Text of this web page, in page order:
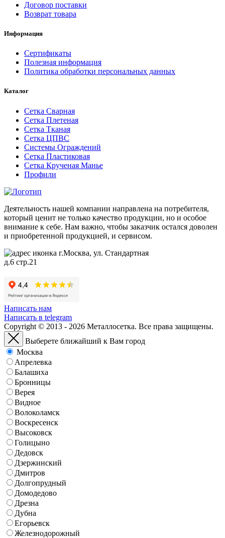
Договор поставки
Возврат товара
Информация
Сертификаты
Полезная информация
Политика обработки персональных данных
Каталог
Сетка Сварная
Сетка Плетеная
Сетка Тканая
Сетка ЦПВС
Системы Ограждений
Сетка Пластиковая
Сетка Крученая Манье
Профили
Деятельность нашей компании направлена на потребителя,
который ценит не только качество продукции, но и особое
внимание к себе. Нам важно, чтобы заказчик остался доволен
и приобретенной продукцией, и сервисом.
г.Москва, ул. Стандартная
д.6 стр.21
Написать нам
Написать в telegram
Copyright © 2013 - 2026 Металлосетка. Все права защищены.
Выберете ближайший к Вам город
Москва
Апрелевка
Балашиха
Бронницы
Верея
Видное
Волоколамск
Воскресенск
Высоковск
Голицыно
Дедовск
Дзержинский
Дмитров
Долгопрудный
Домодедово
Дрезна
Дубна
Егорьевск
Железнодорожный